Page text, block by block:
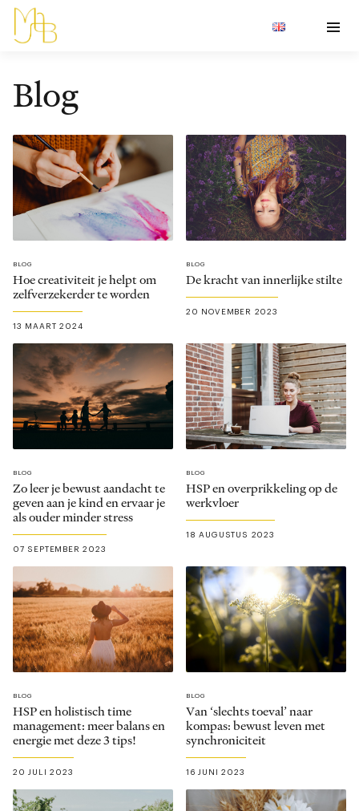
Blog
BLOG
Hoe creativiteit je helpt om
zelfverzekerder te worden
13 MAART 2024
BLOG
De kracht van innerlijke stilte
20 NOVEMBER 2023
BLOG
Zo leer je bewust aandacht te
geven aan je kind en ervaar je
als ouder minder stress
07 SEPTEMBER 2023
BLOG
HSP en overprikkeling op de
werkvloer
18 AUGUSTUS 2023
BLOG
HSP en holistisch time
management: meer balans en
energie met deze 3 tips!
20 JULI 2023
BLOG
Van ‘slechts toeval’ naar
kompas: bewust leven met
synchroniciteit
16 JUNI 2023